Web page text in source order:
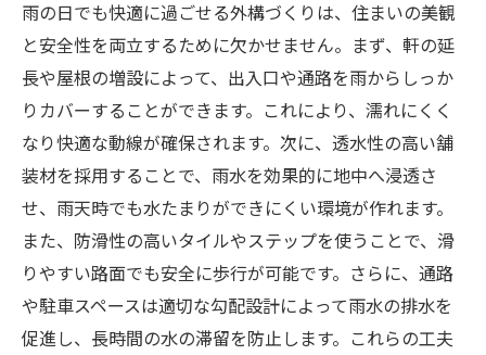
雨の日でも快適に過ごせる外構づくりは、住まいの美観
と安全性を両立するために欠かせません。まず、軒の延
長や屋根の増設によって、出入口や通路を雨からしっか
りカバーすることができます。これにより、濡れにくく
なり快適な動線が確保されます。次に、透水性の高い舗
装材を採用することで、雨水を効果的に地中へ浸透さ
せ、雨天時でも水たまりができにくい環境が作れます。
また、防滑性の高いタイルやステップを使うことで、滑
りやすい路面でも安全に歩行が可能です。さらに、通路
や駐車スペースは適切な勾配設計によって雨水の排水を
促進し、長時間の水の滞留を防止します。これらの工夫